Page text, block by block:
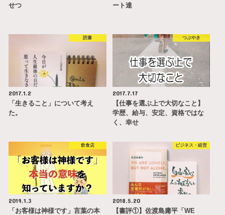
せつ
ート達
読書
2017.1.2
「生きること」について考え
た。
つぶやき
2017.7.17
【仕事を選ぶ上で大切なこと】
学歴、給与、安定、資格ではな
く、幸せ
飲食店
2019.1.3
「お客様は神様です」言葉の本
ビジネス・経営
2018.5.20
【書評①】佐渡島庸平「WE